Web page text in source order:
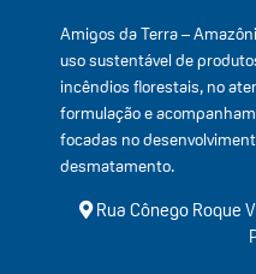
Amigos da Terra –
uso sustentável de
incêndios florestais, no
formulação e
focadas no
desmatamento.
Rua Cônego Roque